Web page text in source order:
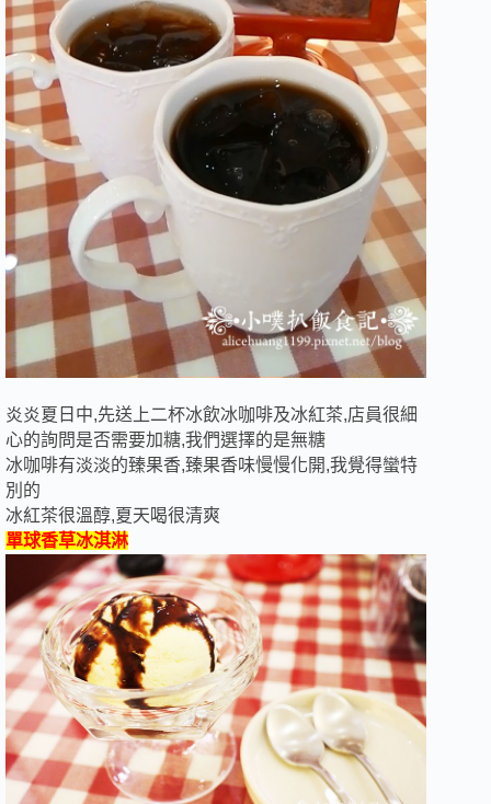
炎炎夏日中,先送上二杯冰飲冰咖啡及冰紅茶,店員很細
心的詢問是否需要加糖,我們選擇的是無糖
冰咖啡有淡淡的臻果香,臻果香味慢慢化開,我覺得蠻特
別的
冰紅茶很溫醇,夏天喝很清爽
單球香草冰淇淋